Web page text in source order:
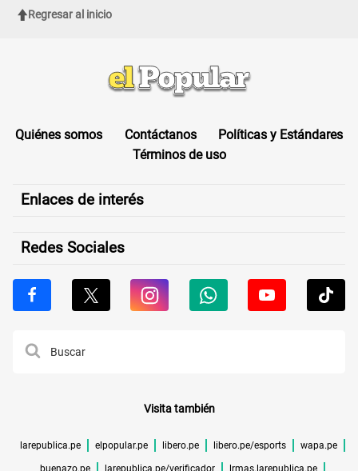
Regresar al inicio
Quiénes somos Contáctanos
Políticas y Estándares
Términos de uso
Enlaces de interés
Redes Sociales
Visita también
larepublica.pe elpopular.pe libero.pe libero.pe/esports wapa.pe